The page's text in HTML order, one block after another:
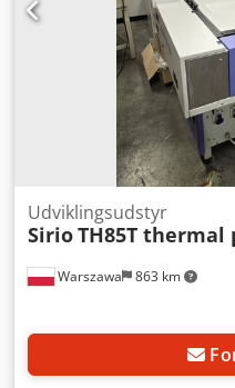
Warszawa 863 km
Udviklingsudstyr
SirioTH85T thermal